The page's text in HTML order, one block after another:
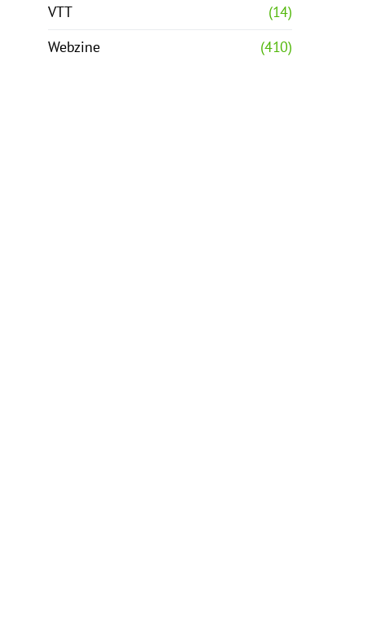
VTT
(14)
Webzine
(410)